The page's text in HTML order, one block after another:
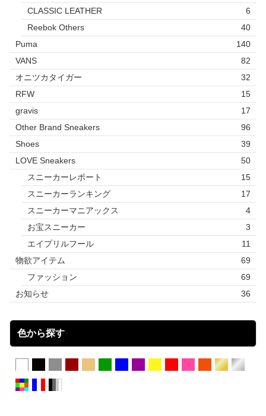
CLASSIC LEATHER
6
Reebok Others
40
Puma
140
VANS
82
オニツカタイガー
32
RFW
15
gravis
17
Other Brand Sneakers
96
Shoes
39
LOVE Sneakers
50
スニーカーレポート
15
スニーカーランキング
17
スニーカーマニアックス
4
お宝スニーカー
3
エイプリルフール
11
物欲アイテム
69
ファッション
69
お知らせ
36
色から探す